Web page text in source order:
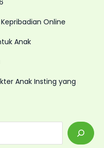
Online
Anak
Anak Insting yang